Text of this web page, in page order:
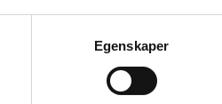
Egenskaper